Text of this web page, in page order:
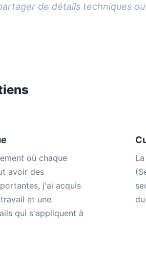
de détails techniques
où chaque
avoir des
j'ai acquis
et une
qui s'appliquent à